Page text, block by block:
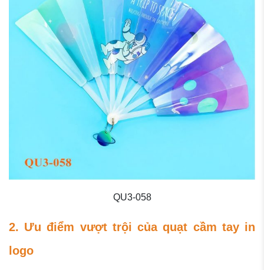
QU3-058
2. Ưu điểm vượt trội của quạt cầm tay in
logo